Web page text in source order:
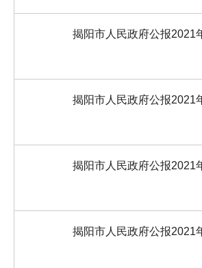
揭阳市人民政府公报2021
揭阳市人民政府公报2021
揭阳市人民政府公报2021
揭阳市人民政府公报2021